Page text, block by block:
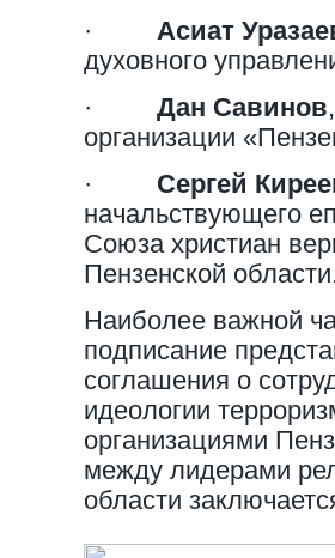
· Асиат
духовного
· Дан Савинов
организации
· Сергей
начальствующего
Союза христиан
Пензенской
Наиболее важной
подписание
соглашения о
идеологии
организациями
между лидерами
области